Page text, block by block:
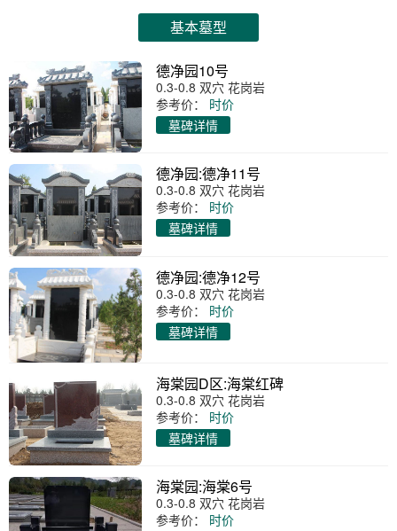
基本墓型
德净园10号
0.3-0.8 双穴 花岗岩
参考价：
时价
墓碑详情
德净园:德净11号
0.3-0.8 双穴 花岗岩
参考价：
时价
墓碑详情
德净园:德净12号
0.3-0.8 双穴 花岗岩
参考价：
时价
墓碑详情
海棠园D区:海棠红碑
0.3-0.8 双穴 花岗岩
参考价：
时价
墓碑详情
海棠园:海棠6号
0.3-0.8 双穴 花岗岩
参考价：
时价